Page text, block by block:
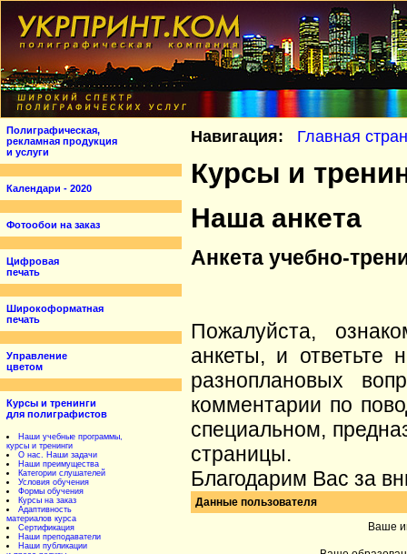
Полиграфическая,
рекламная продукция
и услуги
Календари - 2020
Фотообои на заказ
Цифровая
печать
Широкоформатная
печать
Управление
цветом
Курсы и тренинги
для полиграфистов
Наши учебные программы,
курсы и тренинги
О нас. Наши задачи
Наши преимущества
Категории слушателей
Условия обучения
Формы обучения
Курсы на заказ
Адаптивность
материалов курса
Сертификация
Наши преподаватели
Наши публикации
Навигация: Главная
Курсы и
Наша анкета
Анкета учебно-
Пожалуйста,
анкеты, и ответьте
разноплановых
комментарии по
специальном,
страницы.
Благодарим Вас за
Данные пользователя
Ваше